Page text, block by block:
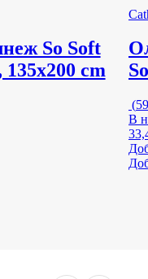
So Soft
cm
(59
В